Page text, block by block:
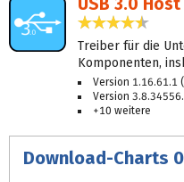
4,5
Treiber für die
Komponenten,
Version 1.16.61.1
Version
+10 weitere
Download-Charts